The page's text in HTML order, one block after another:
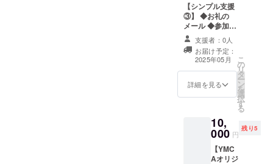
寄付金
領収書
◆YMC
Aオリジ
ナル
グッズ
ン・ク
リア
◆YMC
Aオリジ
ナル
キーホ
【シンプル支援
③】 ◆お礼の
メール ◆参加者
の感想等を掲載
した報告書の送
付（メール） ◆
寄付金領収書 ※
このリターンは
寄付金領収書を
除き、1,000円の
支援者：0人
お届け予定：
2025年05月
詳細を見る
こ
の
リ
タ
ー
ン
を
選
択
す
る
10,
000 円
残り5
【YMC
Aオリジ